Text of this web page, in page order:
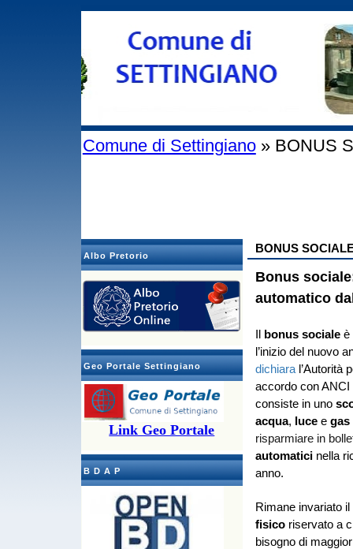
Comune di Settingiano» BONUS
Albo Pretorio
Geo Portale Settingiano
Link Geo Portale
B D A P
BONUS
Bonus
automatico
bonus socialeè
l’inizio del nuovo
dichiaral’Autorità
accordo con ANCI
consiste in uno
acqua, lucee gas
risparmiare in
automaticinella
anno.
Rimane invariato il
fisicoriservato a
bisogno di